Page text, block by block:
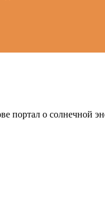
портал о солнечной